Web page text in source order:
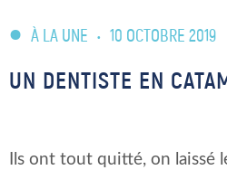
À LA UNE • 10 OCTOBRE 2019
UN DENTISTE EN
Ils ont tout quitté, on laissé